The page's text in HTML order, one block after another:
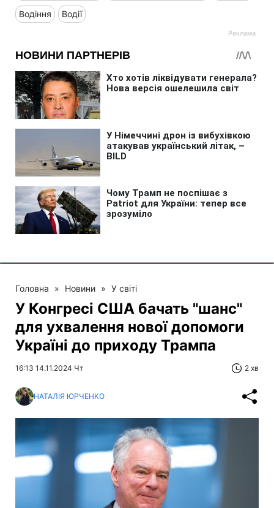
Водіння Водії
Головна » Новини » У світі
У Конгресі США бачать "шанс"
для ухвалення нової допомоги
Україні до приходу Трампа
16:13 14.11.2024 Чт 2 хв
НАТАЛІЯ ЮРЧЕНКО